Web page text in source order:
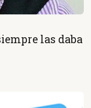
las daba